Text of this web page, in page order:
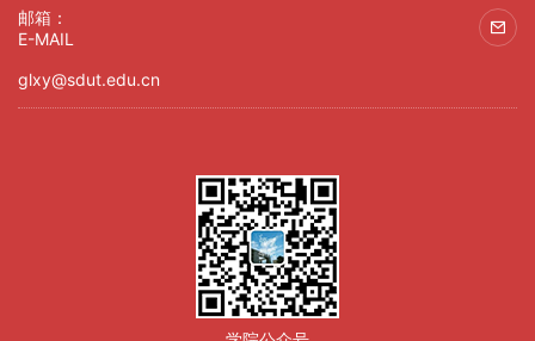
邮箱：
E-MAIL
glxy@sdut.edu.cn